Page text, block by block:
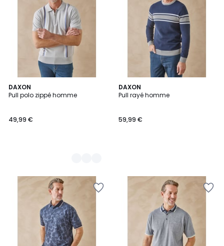
DAXON
Pull polo zippé homme
49,99 €
2
Couleurs
DAXON
Pull rayé homme
59,99 €